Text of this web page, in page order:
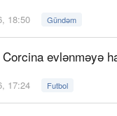
18:50 Gündəm
evlənməyə
17:24 Futbol